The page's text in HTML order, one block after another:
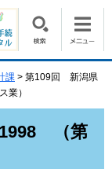
課 > 第109回 新潟県
）
（第